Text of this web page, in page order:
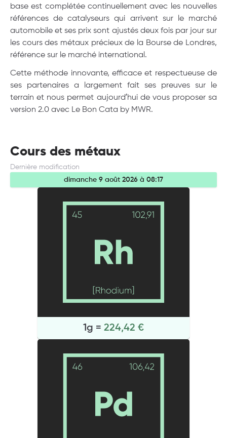
base est complétée continuellement avec les nouvelles
références de catalyseurs qui arrivent sur le marché
automobile et ses prix sont ajustés deux fois par jour sur
les cours des métaux précieux de la Bourse de Londres,
référence sur le marché international.
Cette méthode innovante, efficace et respectueuse de
ses partenaires a largement fait ses preuves sur le
terrain et nous permet aujourd’hui de vous proposer sa
version 2.0 avec Le Bon Cata by MWR.
Cours des métaux
Dernière modification
dimanche 9 août 2026 à 08:17
1g = 224,42 €